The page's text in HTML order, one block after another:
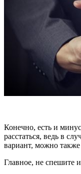
Конечно, есть и
расстаться, ведь в
вариант, можно
Главное, не спешите